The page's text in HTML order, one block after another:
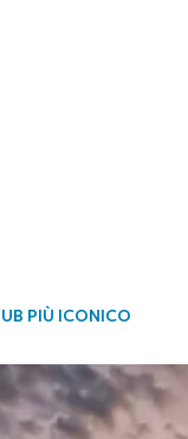
PIÙ ICONICO